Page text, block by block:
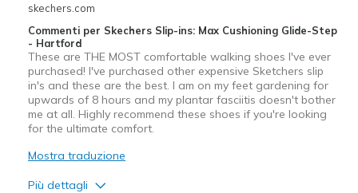
skechers.com
Commenti per Skechers Slip-ins: Max Cushioning Glide-Step
- Hartford
These are THE MOST comfortable walking shoes I've ever
purchased! I've purchased other expensive Sketchers slip
in's and these are the best. I am on my feet gardening for
upwards of 8 hours and my plantar fasciitis doesn't bother
me at all. Highly recommend these shoes if you're looking
for the ultimate comfort.
Mostra traduzione
Più dettagli